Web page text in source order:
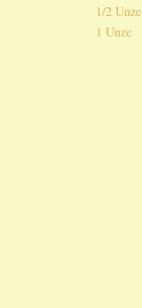
1/2 Unze
1 Unze